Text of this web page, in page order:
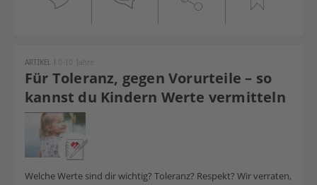
Für Toleranz, gegen Vorurteile – so
kannst du Kindern Werte vermitteln
ARTIKEL | 0-10 Jahre
Welche Werte sind dir wichtig? Toleranz? Respekt? Wir verraten,